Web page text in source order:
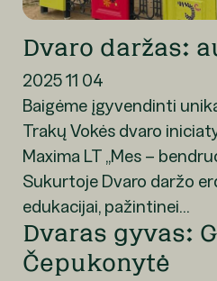
Dvaro daržas:
2025 11 04
Baigėme įgyvendinti
Trakų Vokės dvaro
Maxima LT „Mes –
Sukurtoje Dvaro daržo
edukacijai, pažintinei...
Dvaras gyvas:
Čepukonytė